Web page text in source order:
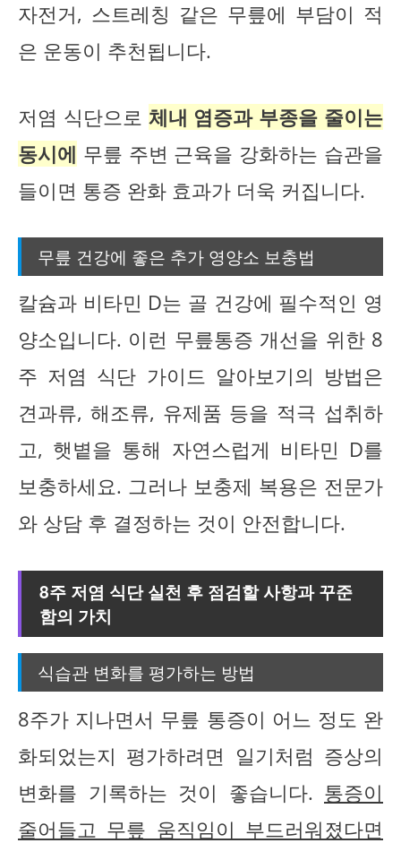
자전거, 스트레칭 같은 무릎에 부담이 적
은 운동이 추천됩니다.
저염 식단으로 체내 염증과 부종을 줄이는
동시에 무릎 주변 근육을 강화하는 습관을
들이면 통증 완화 효과가 더욱 커집니다.
무릎 건강에 좋은 추가 영양소 보충법
칼슘과 비타민 D는 골 건강에 필수적인 영
양소입니다. 이런 무릎통증 개선을 위한 8
주 저염 식단 가이드 알아보기의 방법은
견과류, 해조류, 유제품 등을 적극 섭취하
고, 햇볕을 통해 자연스럽게 비타민 D를
보충하세요. 그러나 보충제 복용은 전문가
와 상담 후 결정하는 것이 안전합니다.
8주 저염 식단 실천 후 점검할 사항과 꾸준
함의 가치
식습관 변화를 평가하는 방법
8주가 지나면서 무릎 통증이 어느 정도 완
화되었는지 평가하려면 일기처럼 증상의
변화를 기록하는 것이 좋습니다. 통증이
줄어들고 무릎 움직임이 부드러워졌다면